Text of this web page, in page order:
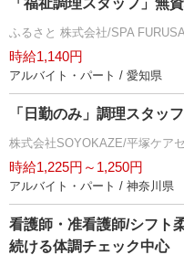
「福祉調理スタッフ」無
ふるさと 株式会社/SPA
時給1,140円
アルバイト・パート / 愛知県
「日勤のみ」調理スタッ
株式会社SOYOKAZE/平塚ケア
時給1,225円～1,250円
アルバイト・パート / 神奈川県
看護師・准看護師/シフト
続ける体調チェック中心